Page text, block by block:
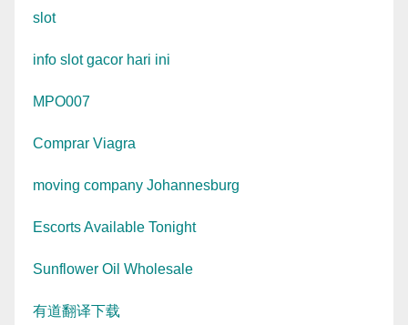
slot
info slot gacor hari ini
MPO007
Comprar Viagra
moving company Johannesburg
Escorts Available Tonight
Sunflower Oil Wholesale
有道翻译下载